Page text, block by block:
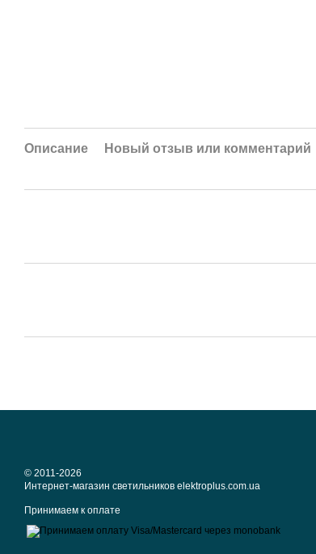
Описание Новый отзыв или комментарий
© 2011-2026
Интернет-магазин светильников elektroplus.com.ua
Принимаем к оплате